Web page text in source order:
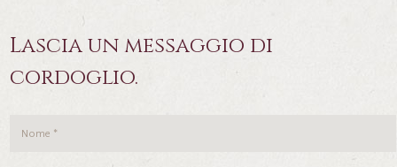
Lascia un messaggio di
cordoglio.